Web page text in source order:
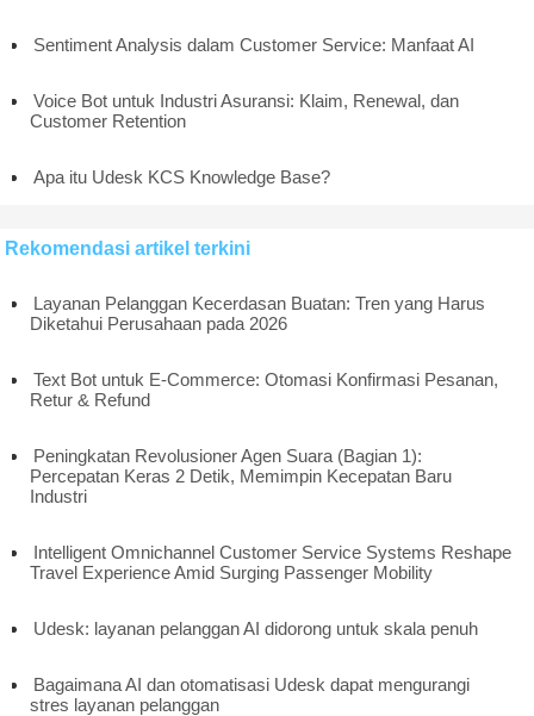
Sentiment Analysis dalam Customer Service: Manfaat AI
Voice Bot untuk Industri Asuransi: Klaim, Renewal, dan
Customer Retention
Apa itu Udesk KCS Knowledge Base?
Rekomendasi artikel terkini
Layanan Pelanggan Kecerdasan Buatan: Tren yang Harus
Diketahui Perusahaan pada 2026
Text Bot untuk E-Commerce: Otomasi Konfirmasi Pesanan,
Retur & Refund
Peningkatan Revolusioner Agen Suara (Bagian 1):
Percepatan Keras 2 Detik, Memimpin Kecepatan Baru
Industri
Intelligent Omnichannel Customer Service Systems Reshape
Travel Experience Amid Surging Passenger Mobility
Udesk: layanan pelanggan AI didorong untuk skala penuh
Bagaimana AI dan otomatisasi Udesk dapat mengurangi
stres layanan pelanggan